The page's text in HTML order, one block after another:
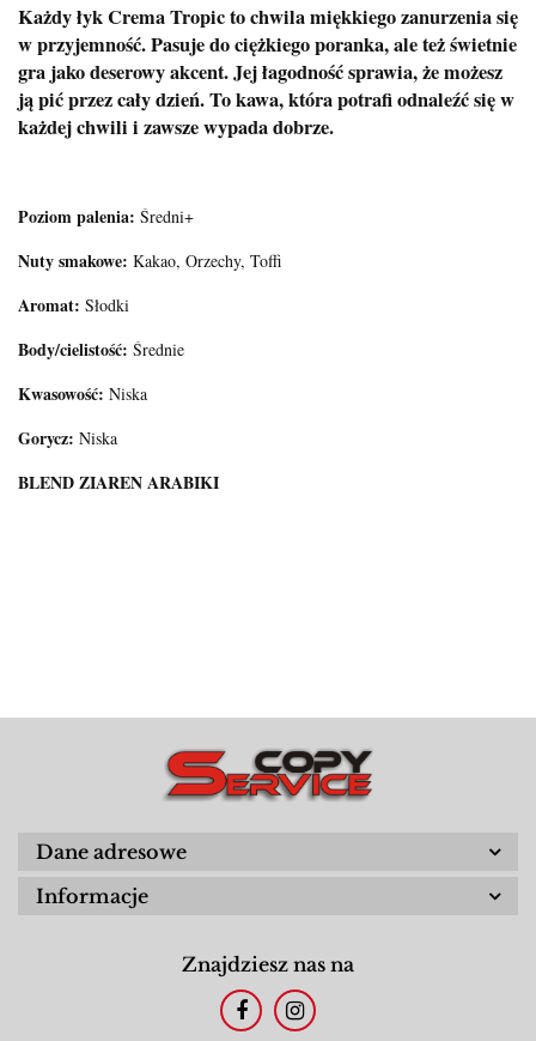
Każdy łyk Crema Tropic to chwila miękkiego zanurzenia się
w przyjemność. Pasuje do ciężkiego poranka, ale też świetnie
gra jako deserowy akcent. Jej łagodność sprawia, że możesz
ją pić przez cały dzień. To kawa, która potrafi odnaleźć się w
każdej chwili i zawsze wypada dobrze.
Poziom palenia: Średni+
Nuty smakowe: Kakao, Orzechy, Toffi
Aromat: Słodki
Body/cielistość: Średnie
Kwasowość: Niska
Gorycz: Niska
BLEND ZIAREN ARABIKI
Dane adresowe
Informacje
Znajdziesz nas na